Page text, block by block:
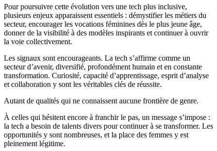
Pour poursuivre cette évolution vers une tech plus inclusive,
plusieurs enjeux apparaissent essentiels : démystifier les métiers du
secteur, encourager les vocations féminines dès le plus jeune âge,
donner de la visibilité à des modèles inspirants et continuer à ouvrir
la voie collectivement.
Les signaux sont encourageants. La tech s’affirme comme un
secteur d’avenir, diversifié, profondément humain et en constante
transformation. Curiosité, capacité d’apprentissage, esprit d’analyse
et collaboration y sont les véritables clés de réussite.
Autant de qualités qui ne connaissent aucune frontière de genre.
À celles qui hésitent encore à franchir le pas, un message s’impose :
la tech a besoin de talents divers pour continuer à se transformer. Les
opportunités y sont nombreuses, et la place des femmes y est
pleinement légitime.